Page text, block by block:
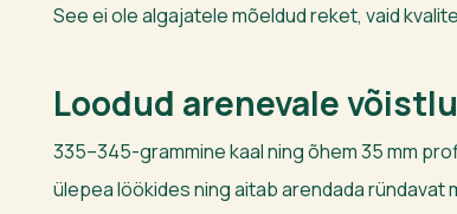
See ei ole algajatele mõeldud reket, vaid
Loodud arenevale
335–345-grammine kaal ning õhem 35 mm
ülepea löökides ning aitab arendada ründavat